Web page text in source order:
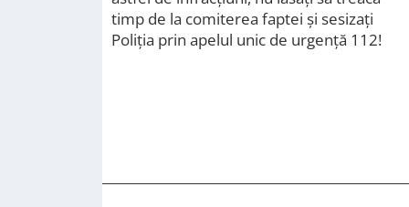
timp de la comiterea faptei și sesizați
Poliția prin apelul unic de urgență 112!